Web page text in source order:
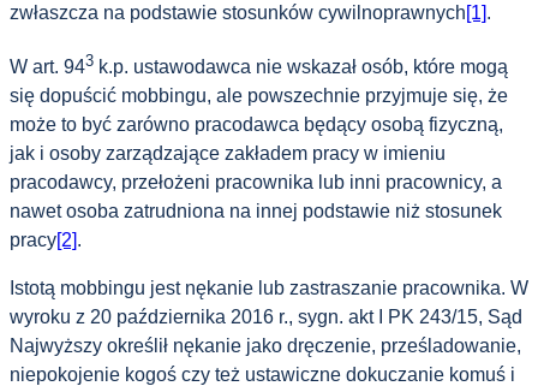
zwłaszcza na podstawie stosunków cywilnoprawnych[1].
W art. 943 k.p. ustawodawca nie wskazał osób, które mogą
się dopuścić mobbingu, ale powszechnie przyjmuje się, że
może to być zarówno pracodawca będący osobą fizyczną,
jak i osoby zarządzające zakładem pracy w imieniu
pracodawcy, przełożeni pracownika lub inni pracownicy, a
nawet osoba zatrudniona na innej podstawie niż stosunek
pracy[2].
Istotą mobbingu jest nękanie lub zastraszanie pracownika. W
wyroku z 20 października 2016 r., sygn. akt I PK 243/15, Sąd
Najwyższy określił nękanie jako dręczenie, prześladowanie,
niepokojenie kogoś czy też ustawiczne dokuczanie komuś i